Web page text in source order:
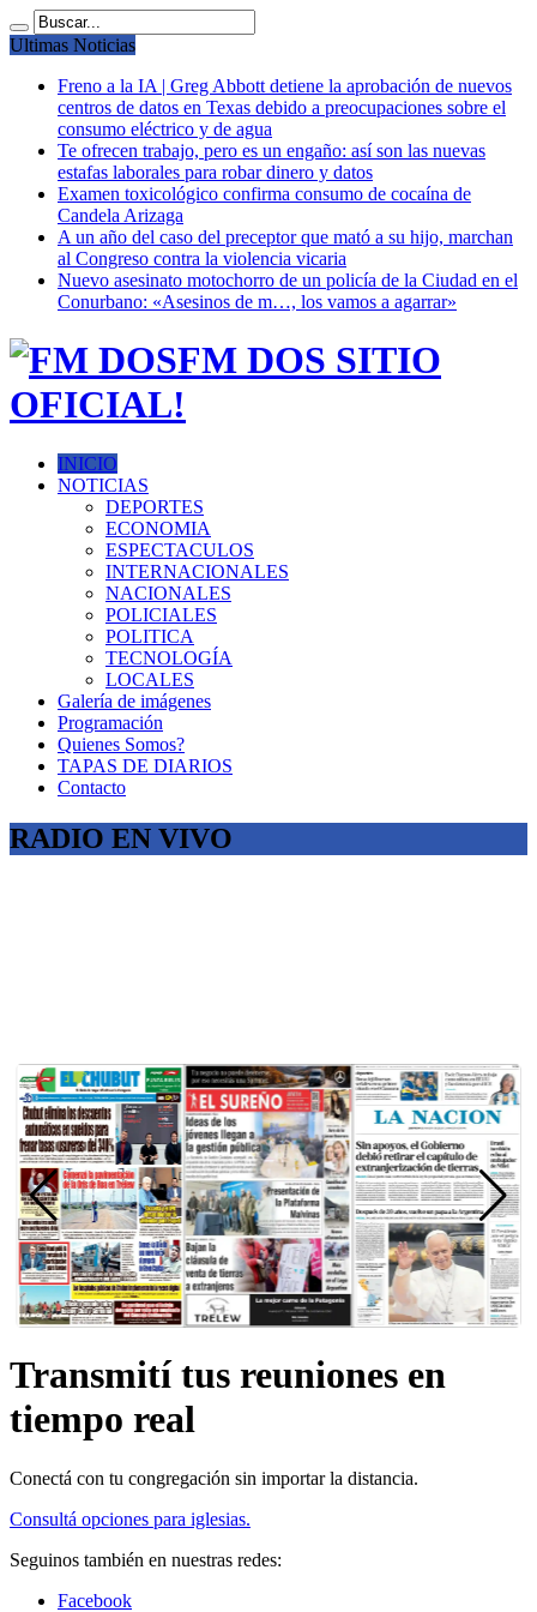
Ultimas Noticias
Freno a la IA | Greg Abbott detiene la aprobación de nuevos
centros de datos en Texas debido a preocupaciones sobre el
consumo eléctrico y de agua
Te ofrecen trabajo, pero es un engaño: así son las nuevas
estafas laborales para robar dinero y datos
Examen toxicológico confirma consumo de cocaína de
Candela Arizaga
A un año del caso del preceptor que mató a su hijo, marchan
al Congreso contra la violencia vicaria
Nuevo asesinato motochorro de un policía de la Ciudad en el
Conurbano: «Asesinos de m…, los vamos a agarrar»
FM DOS SITIO
OFICIAL!
INICIO
NOTICIAS
DEPORTES
ECONOMIA
ESPECTACULOS
INTERNACIONALES
NACIONALES
POLICIALES
POLITICA
TECNOLOGÍA
LOCALES
Galería de imágenes
Programación
Quienes Somos?
TAPAS DE DIARIOS
Contacto
RADIO EN VIVO
Transmití tus reuniones en
tiempo real
Conectá con tu congregación sin importar la distancia.
Consultá opciones para iglesias.
Seguinos también en nuestras redes:
Facebook